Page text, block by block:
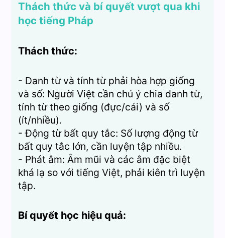
Thách thức và bí quyết vượt qua khi
học tiếng Pháp
Thách thức:
- Danh từ và tính từ phải hòa hợp giống
và số: Người Việt cần chú ý chia danh từ,
tính từ theo giống (đực/cái) và số
(ít/nhiều).
- Động từ bất quy tắc: Số lượng động từ
bất quy tắc lớn, cần luyện tập nhiều.
- Phát âm: Âm mũi và các âm đặc biệt
khá lạ so với tiếng Việt, phải kiên trì luyện
tập.
Bí quyết học hiệu quả: